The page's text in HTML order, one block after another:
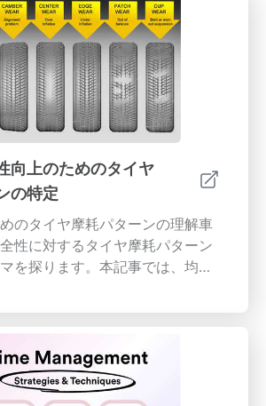
向上のためのタイヤ
の特定
のタイヤ摩耗パターンの理解車
性に対するタイヤ摩耗パターン
を探ります。本記事では、均一
中央摩耗、端摩耗、カッピング
なタイプのタイヤ摩耗について
原因と影響を説明します。定期
、適切な空気圧、回転やアライ
ンテナンスが、タイヤの寿命を
全を向上させる方法を学びまし